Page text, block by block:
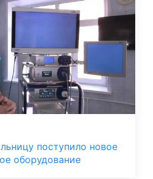
поступило новое
оборудование